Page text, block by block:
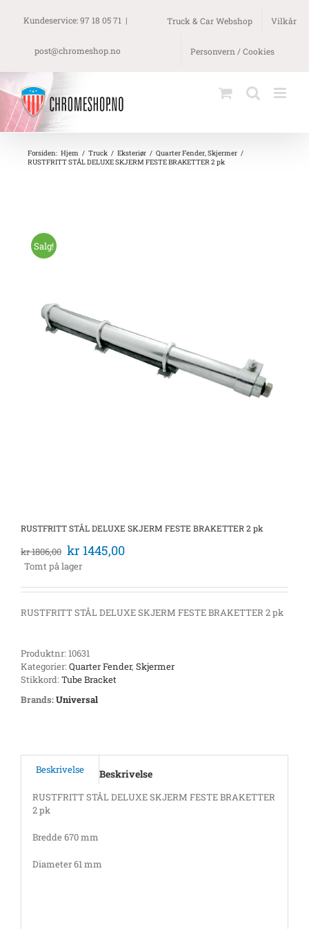
Kundeservice: 97 18 05 71 |
post@chromeshop.no
Truck & Car Webshop Vilkår
Personvern / Cookies
Forsiden: Hjem / Truck / Eksteriør / Quarter Fender,Skjermer /
RUSTFRITT STÅL DELUXE SKJERM FESTE BRAKETTER 2 pk
Salg!
RUSTFRITT STÅL DELUXE SKJERM FESTE BRAKETTER 2 pk
kr1806,00 kr 1445,00
Tomt på lager
RUSTFRITT STÅL DELUXE SKJERM FESTE BRAKETTER 2 pk
Produktnr:10631
Kategorier:Quarter Fender, Skjermer
Stikkord:Tube Bracket
Brands:Universal
Beskrivelse Beskrivelse
RUSTFRITT STÅL DELUXE SKJERM FESTE BRAKETTER
2 pk
Bredde 670 mm
Diameter 61 mm